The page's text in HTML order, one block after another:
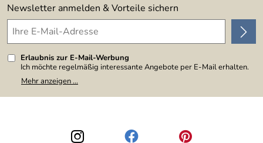
Newsletter anmelden & Vorteile sichern
Erlaubnis zur E-Mail-Werbung
Ich möchte regelmäßig interessante Angebote per E-Mail erhalten.
Meine E-Mail-Adresse wird nicht an andere Unternehmen
weitergegeben. Zu statistischen Zwecken wird in anonymer Form
den Link "Abmelden" am Ende des Newsletters anklicke. Die
Datenschutzerklärung
habe ich zur Kenntnis genommen.
Mehr anzeigen ...